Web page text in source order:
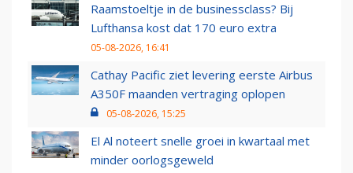
Raamstoeltje in de businessclass? Bij
Lufthansa kost dat 170 euro extra
05-08-2026, 16:41
Cathay Pacific ziet levering eerste Airbus
A350F maanden vertraging oplopen
05-08-2026, 15:25
El Al noteert snelle groei in kwartaal met
minder oorlogsgeweld